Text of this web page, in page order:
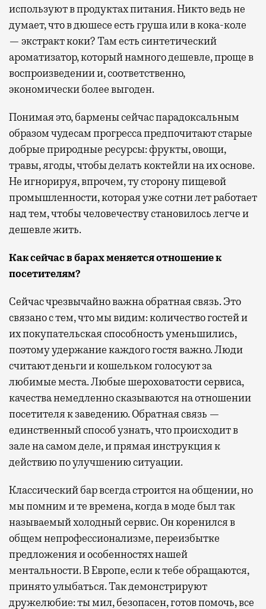
используют в продуктах питания. Никто ведь не
думает, что в дюшесе есть груша или в кока-коле
— экстракт коки? Там есть синтетический
ароматизатор, который намного дешевле, проще в
воспроизведении и, соответственно,
экономически более выгоден.
Понимая это, бармены сейчас парадоксальным
образом чудесам прогресса предпочитают старые
добрые природные ресурсы: фрукты, овощи,
травы, ягоды, чтобы делать коктейли на их основе.
Не игнорируя, впрочем, ту сторону пищевой
промышленности, которая уже сотни лет работает
над тем, чтобы человечеству становилось легче и
дешевле жить.
Как сейчас в барах меняется отношение к
посетителям?
Сейчас чрезвычайно важна обратная связь. Это
связано с тем, что мы видим: количество гостей и
их покупательская способность уменьшились,
поэтому удержание каждого гостя важно. Люди
считают деньги и кошельком голосуют за
любимые места. Любые шероховатости сервиса,
качества немедленно сказываются на отношении
посетителя к заведению. Обратная связь —
единственный способ узнать, что происходит в
зале на самом деле, и прямая инструкция к
действию по улучшению ситуации.
Классический бар всегда строится на общении, но
мы помним и те времена, когда в моде был так
называемый холодный сервис. Он коренился в
общем непрофессионализме, переизбытке
предложения и особенностях нашей
ментальности. В Европе, если к тебе обращаются,
принято улыбаться. Так демонстрируют
дружелюбие: ты мил, безопасен, готов помочь, все